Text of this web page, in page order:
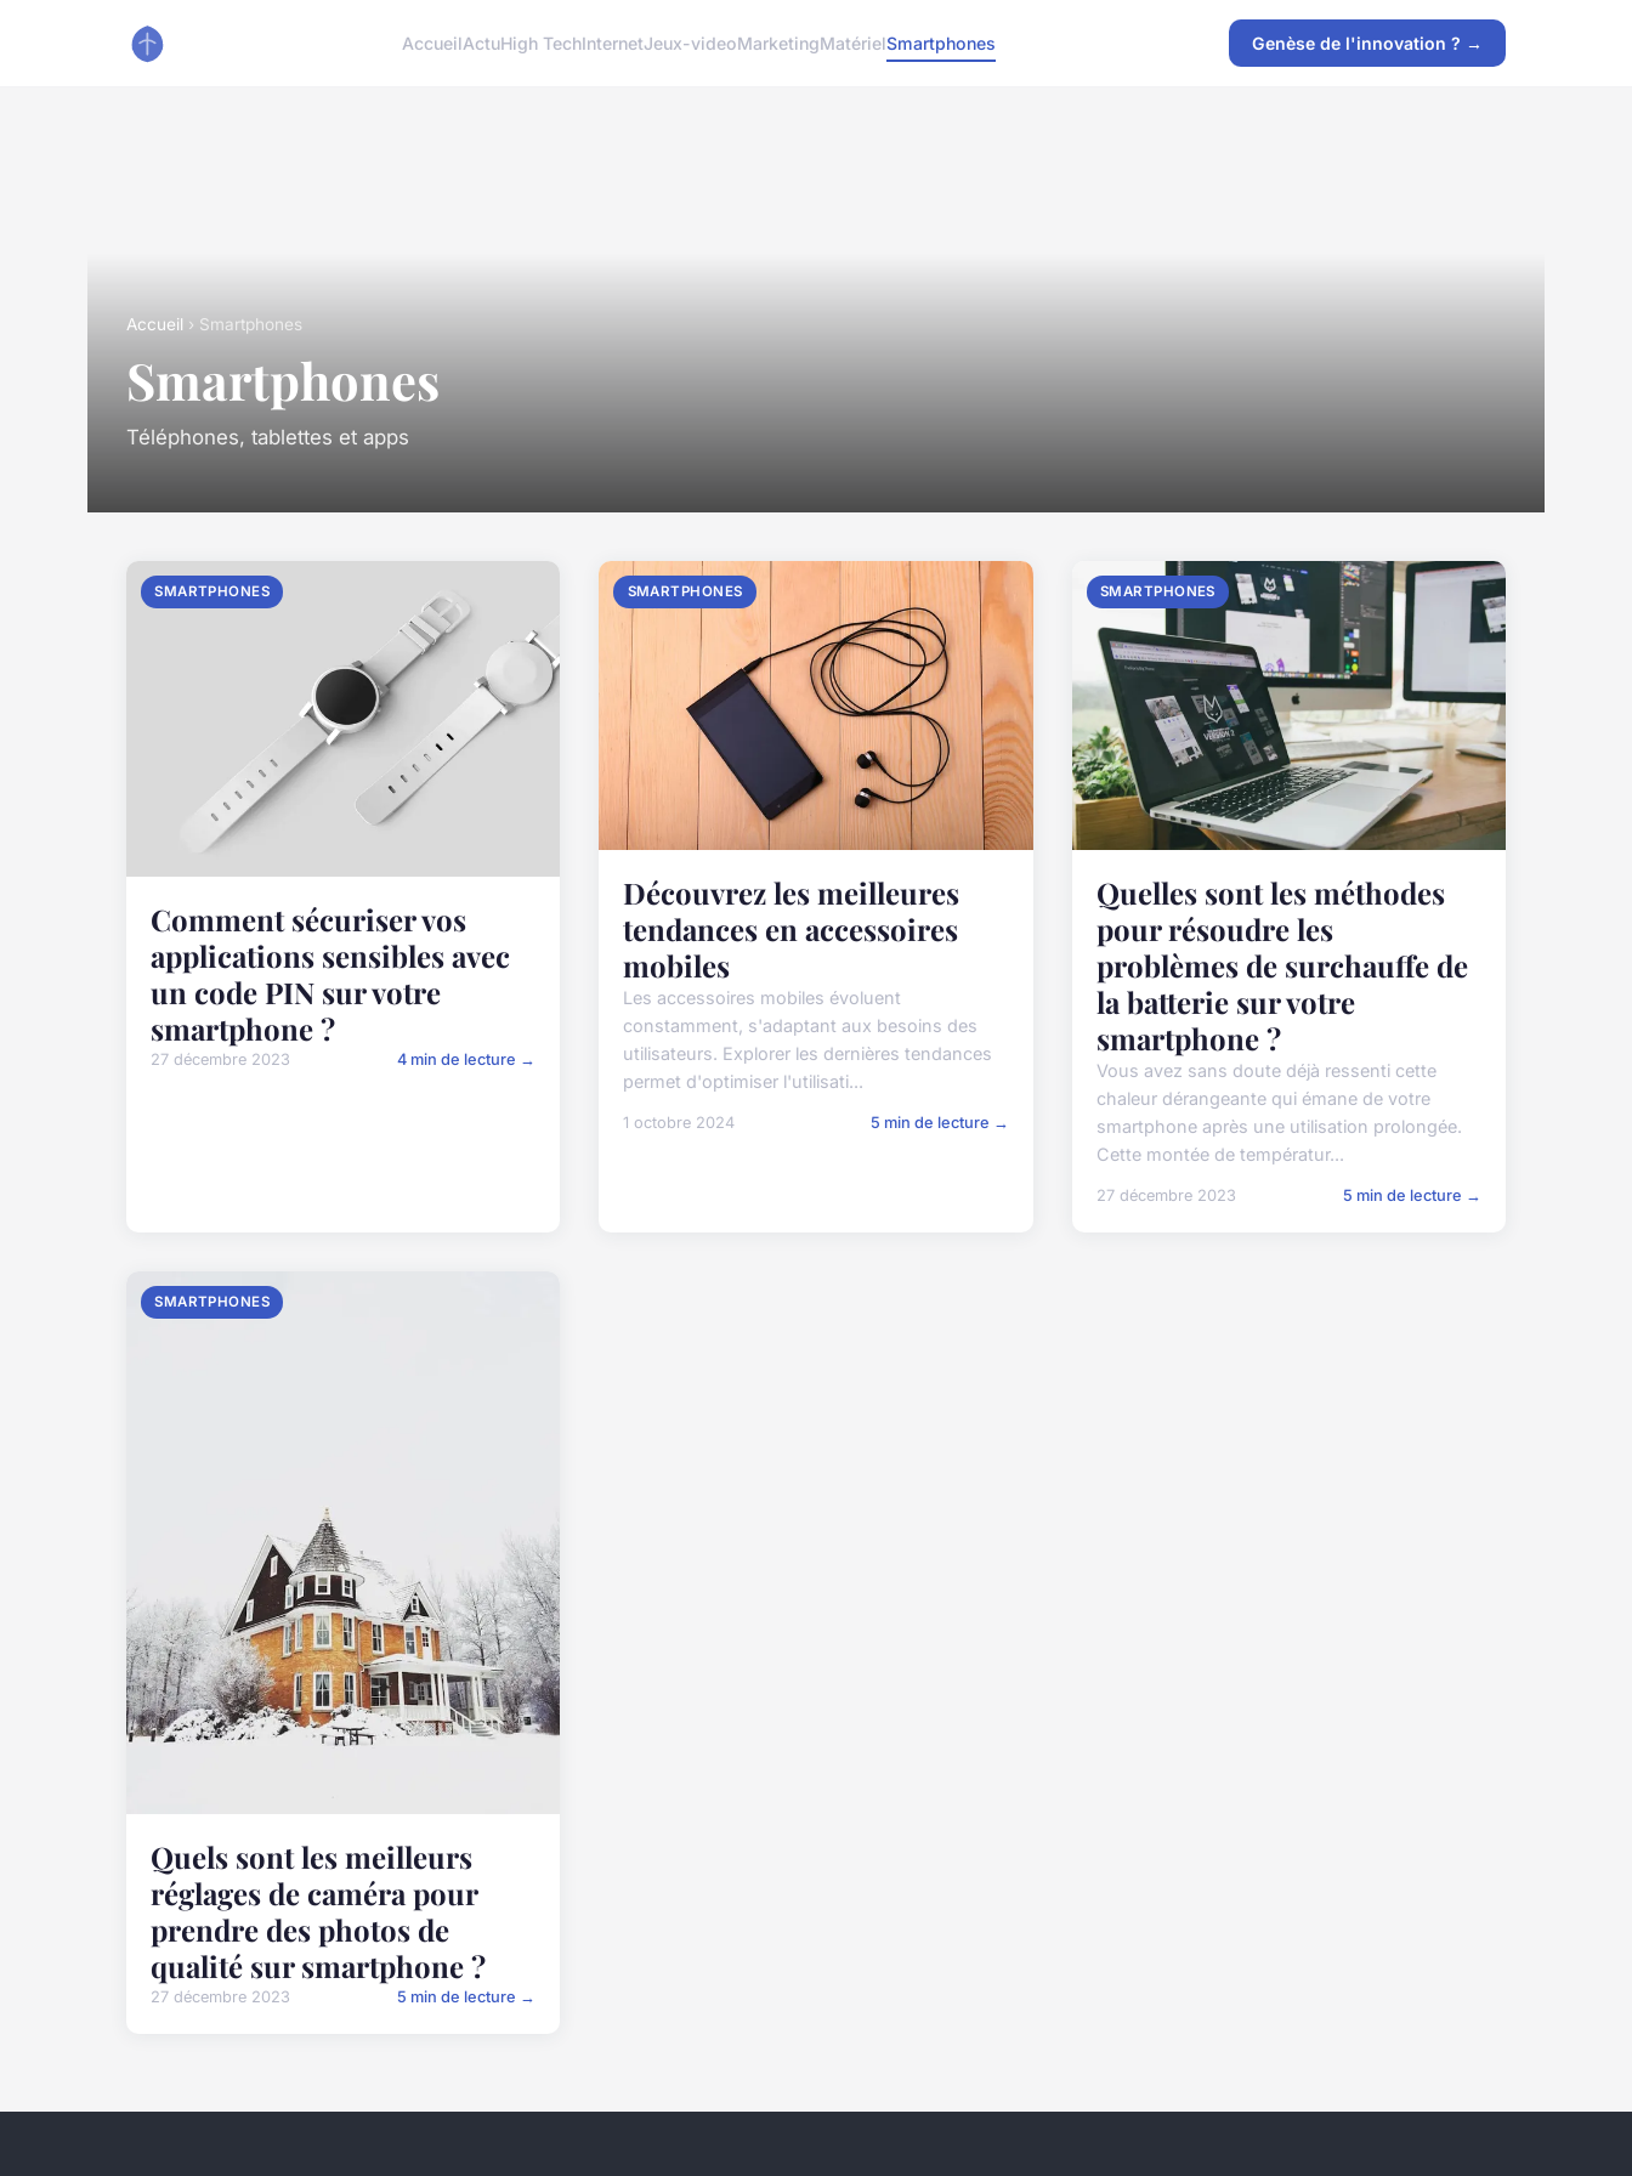
AccueilActuHigh TechInternetJeux-videoMarketingMatérielSmartphones Genèse de l'innovation ? →
Accueil › Smartphones
Smartphones
Téléphones, tablettes et apps
SMARTPHONES
Comment sécuriser vos
applications sensibles avec
un code PIN sur votre
smartphone ?
27 décembre 2023 4 min de lecture →
SMARTPHONES
Découvrez les meilleures
tendances en accessoires
mobiles
Les accessoires mobiles évoluent
constamment, s'adaptant aux besoins des
utilisateurs. Explorer les dernières tendances
permet d'optimiser l'utilisati...
1 octobre 2024 5 min de lecture →
SMARTPHONES
Quelles sont les méthodes
pour résoudre les
problèmes de surchauffe de
la batterie sur votre
smartphone ?
Vous avez sans doute déjà ressenti cette
chaleur dérangeante qui émane de votre
smartphone après une utilisation prolongée.
Cette montée de températur...
27 décembre 2023 5 min de lecture →
SMARTPHONES
Quels sont les meilleurs
réglages de caméra pour
prendre des photos de
qualité sur smartphone ?
27 décembre 2023 5 min de lecture →